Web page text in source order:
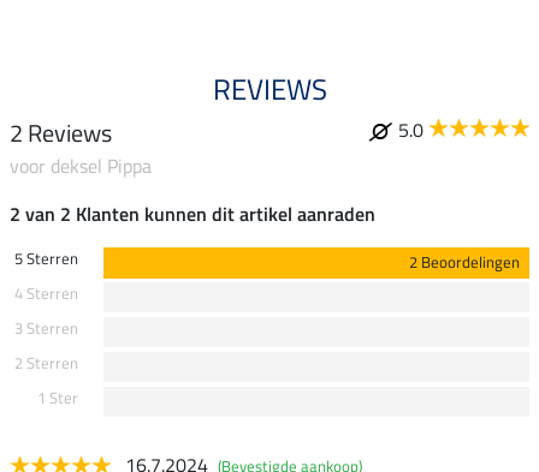
REVIEWS
2 Reviews
5.0
voor deksel Pippa
2 van 2 Klanten kunnen dit artikel aanraden
5 Sterren
2 Beoordelingen
4 Sterren
3 Sterren
2 Sterren
1 Ster
16.7.2024 (Bevestigde aankoop)